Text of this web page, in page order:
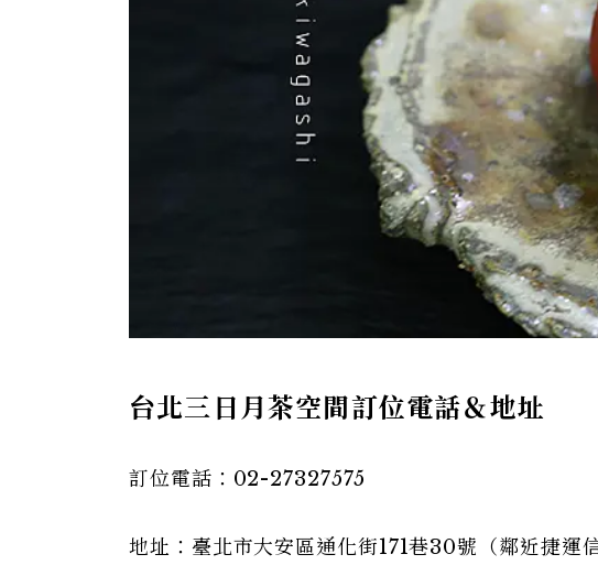
台北三日月茶空間訂位電話＆地址
訂位電話：02-27327575
地址：臺北市大安區通化街171巷30號（鄰近捷運